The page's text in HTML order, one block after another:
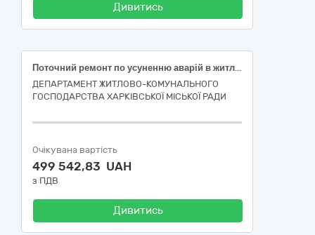
Дивитись
Поточний ремонт по усуненню аварій в житловому фонді багатоквартирного будинку ЖК "Брест-41" за адресою: вулиця Гвардійців-Широнінців, 49, місто Харків (код ДК 021:2015-45260000-7 Покрівельні роботи та інші спеціалізовані будівельні роботи)
ДЕПАРТАМЕНТ ЖИТЛОВО-КОМУНАЛЬНОГО
ГОСПОДАРСТВА ХАРКІВСЬКОЇ МІСЬКОЇ РАДИ
Очікувана вартість
499 542,83 UAH
з ПДВ
Дивитись